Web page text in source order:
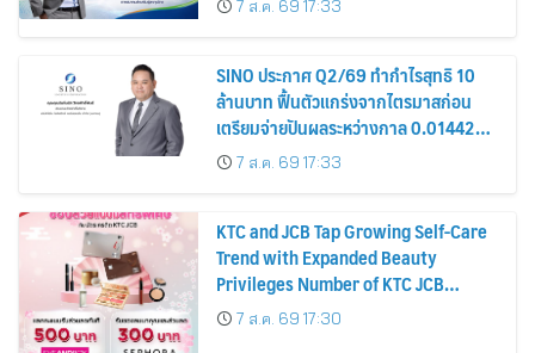
หุ้น
7 ส.ค. 69 17:33
SINO ประกาศ Q2/69 ทำกำไรสุทธิ 10
ล้านบาท ฟื้นตัวแกร่งจากไตรมาสก่อน
เตรียมจ่ายปันผลระหว่างกาล 0.014423
บาทต่อหุ้น ครึ่งปีหลังมุ่งเติบโตต่อเนื่อง
7 ส.ค. 69 17:33
KTC and JCB Tap Growing Self-Care
Trend with Expanded Beauty
Privileges Number of KTC JCB
Cardmembers Spending on
Cosmetics Rises 26%
7 ส.ค. 69 17:30